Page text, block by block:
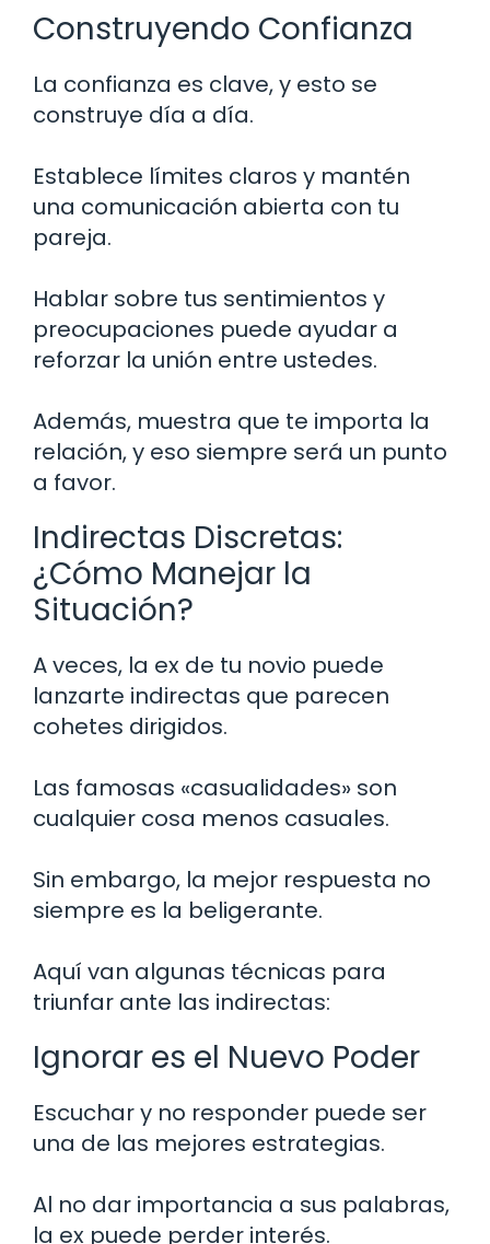
Construyendo Confianza
La confianza es clave, y esto se
construye día a día.
Establece límites claros y mantén
una comunicación abierta con tu
pareja.
Hablar sobre tus sentimientos y
preocupaciones puede ayudar a
reforzar la unión entre ustedes.
Además, muestra que te importa la
relación, y eso siempre será un punto
a favor.
Indirectas Discretas:
¿Cómo Manejar la
Situación?
A veces, la ex de tu novio puede
lanzarte indirectas que parecen
cohetes dirigidos.
Las famosas «casualidades» son
cualquier cosa menos casuales.
Sin embargo, la mejor respuesta no
siempre es la beligerante.
Aquí van algunas técnicas para
triunfar ante las indirectas:
Ignorar es el Nuevo Poder
Escuchar y no responder puede ser
una de las mejores estrategias.
Al no dar importancia a sus palabras,
la ex puede perder interés.